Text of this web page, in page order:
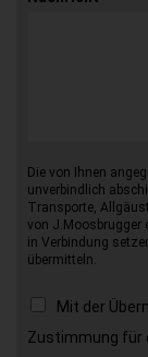
Die von Ihnen
unverbindlich
Transporte,
von J.Moosbrugger
in Verbindung
übermitteln.
Mit der
Zustimmung für